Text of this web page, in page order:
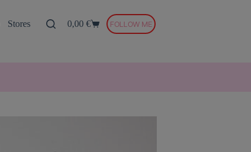
Stores Warenkorb
0,00 € FOLLOW ME